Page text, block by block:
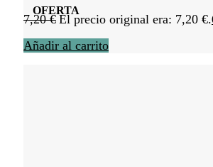
OFERTA
7,20€ El precio original era: 7,20 €.
Añadir al carrito